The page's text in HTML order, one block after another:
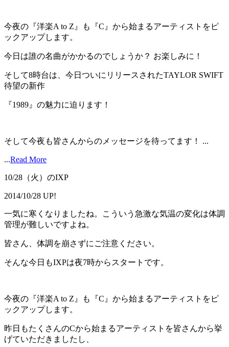
今夜の『洋楽A to Z』も『C』から始まるアーティストをピ
ックアップします。
今日は誰の名曲がかかるのでしょうか？ お楽しみに！
そして8時台は、今日ついにリリースされたTAYLOR SWIFT
待望の新作
『1989』の魅力に迫ります！
そして今夜も皆さんからのメッセージを待ってます！ ...
...Read More
10/28（火）のIXP
2014/10/28 UP!
一気に寒くなりましたね。こういう急激な気温の変化は体調
管理が難しいですよね。
皆さん、体調を崩さずにご注意ください。
そんな今日もIXPは夜7時からスタートです。
今夜の『洋楽A to Z』も『C』から始まるアーティストをピ
ックアップします。
昨日もたくさんのCから始まるアーティストを皆さんから挙
げていただきましたし、